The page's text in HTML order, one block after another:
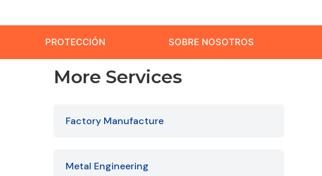
PROTECCIÓN SOBRE NOSOTROS
More Services
Factory Manufacture
Metal Engineering